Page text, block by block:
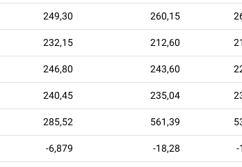
249,30 260,15
232,15 212,60
246,80 243,60
240,45 235,04
285,52 561,39
-6,879 -18,28 -